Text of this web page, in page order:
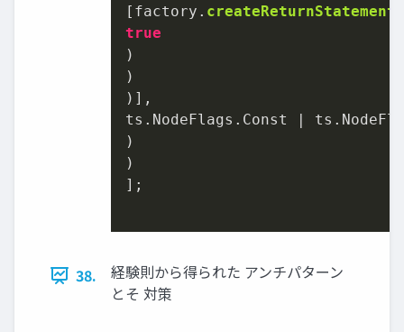
[factory. createReturnStatement
true
)
)
)],
ts. NodeFlags . Const | ts.
)
)
];
38.
経験則から得られた アンチパターン
とそ 対策